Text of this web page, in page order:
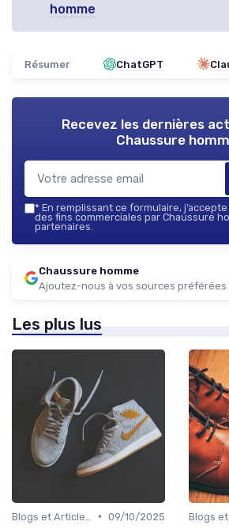
homme
Résumer ChatGPT
Recevez les dernières
Chaussure
* En remplissant ce formulaire,
des fins commerciales par Chaussure
partenaires.
Chaussure homme
Ajoutez-nous à vos sources préférées
Les plus lus
• 09/10/2025